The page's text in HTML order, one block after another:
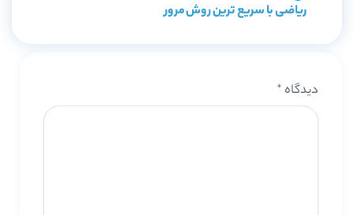
ریاضی با سریع ترین روش مرور
دیدگاه *